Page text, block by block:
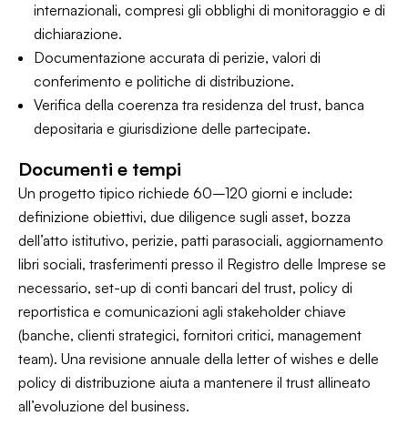
internazionali, compresi gli obblighi di monitoraggio e di
dichiarazione.
Documentazione accurata di perizie, valori di
conferimento e politiche di distribuzione.
Verifica della coerenza tra residenza del trust, banca
depositaria e giurisdizione delle partecipate.
Documenti e tempi
Un progetto tipico richiede 60–120 giorni e include:
definizione obiettivi, due diligence sugli asset, bozza
dell’atto istitutivo, perizie, patti parasociali, aggiornamento
libri sociali, trasferimenti presso il Registro delle Imprese se
necessario, set-up di conti bancari del trust, policy di
reportistica e comunicazioni agli stakeholder chiave
(banche, clienti strategici, fornitori critici, management
team). Una revisione annuale della letter of wishes e delle
policy di distribuzione aiuta a mantenere il trust allineato
all’evoluzione del business.